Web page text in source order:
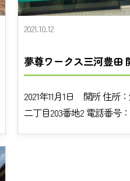
2021.10.12
夢尊ワークス三河豊田
2021年11月1日 開所 住所
二丁目203番地2 電話番号